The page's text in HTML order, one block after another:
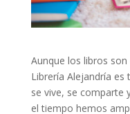
Aunque los libros
Librería Alejandría es
se vive, se comparte
el tiempo hemos